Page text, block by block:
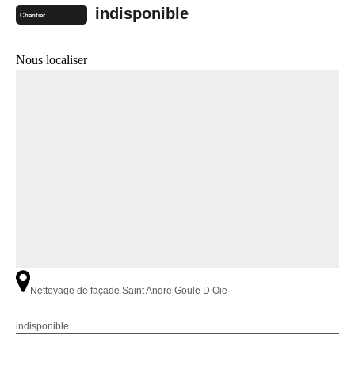
Chantier indisponible
Nous localiser
Nettoyage de façade Saint Andre Goule D Oie
indisponible